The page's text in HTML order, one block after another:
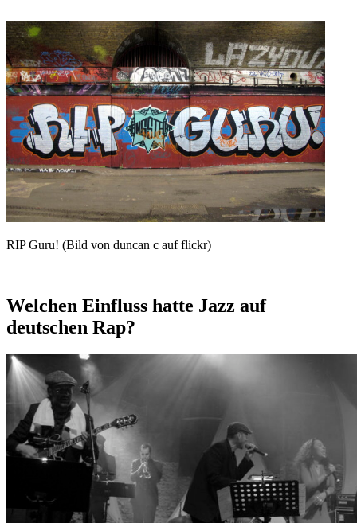
RIP Guru! (Bild von duncan c auf flickr)
Welchen Einfluss hatte Jazz auf
deutschen Rap?